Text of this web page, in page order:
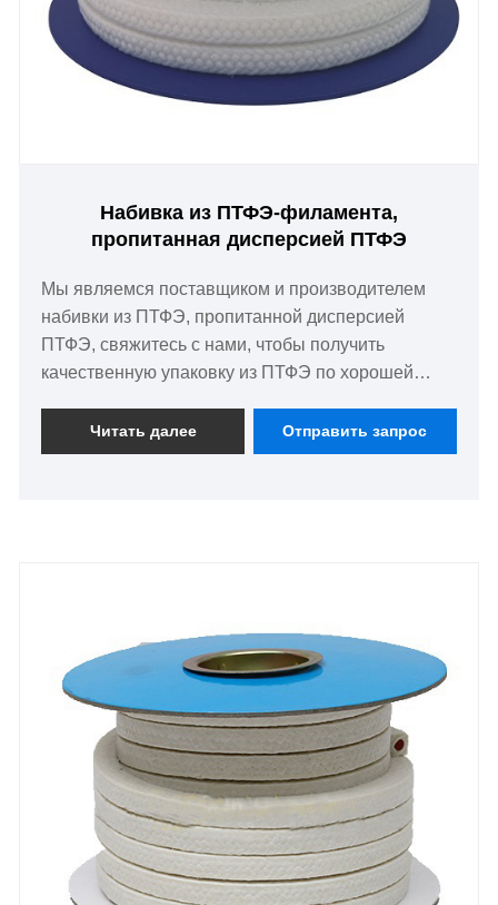
Набивка из ПТФЭ-филамента,
пропитанная дисперсией ПТФЭ
Мы являемся поставщиком и производителем
набивки из ПТФЭ, пропитанной дисперсией
ПТФЭ, свяжитесь с нами, чтобы получить
качественную упаковку из ПТФЭ по хорошей
Читать далее Отправить запрос